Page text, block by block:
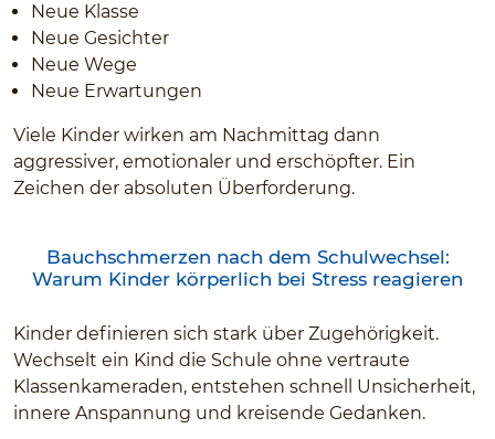
Neue Klasse
Neue Gesichter
Neue Wege
Neue Erwartungen
Viele Kinder wirken am Nachmittag dann
aggressiver, emotionaler und erschöpfter. Ein
Zeichen der absoluten Überforderung.
Bauchschmerzen nach dem Schulwechsel:
Warum Kinder körperlich bei Stress reagieren
Kinder definieren sich stark über Zugehörigkeit.
Wechselt ein Kind die Schule ohne vertraute
Klassenkameraden, entstehen schnell Unsicherheit,
innere Anspannung und kreisende Gedanken.